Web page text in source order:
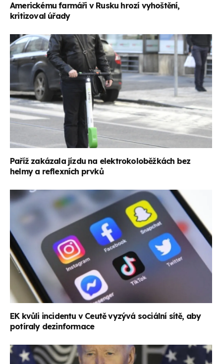
Americkému farmáři v Rusku hrozí vyhoštění,
kritizoval úřady
Paříž zakázala jízdu na elektrokoloběžkách bez
helmy a reflexních prvků
EK kvůli incidentu v Ceutě vyzývá sociální sítě, aby
potíraly dezinformace